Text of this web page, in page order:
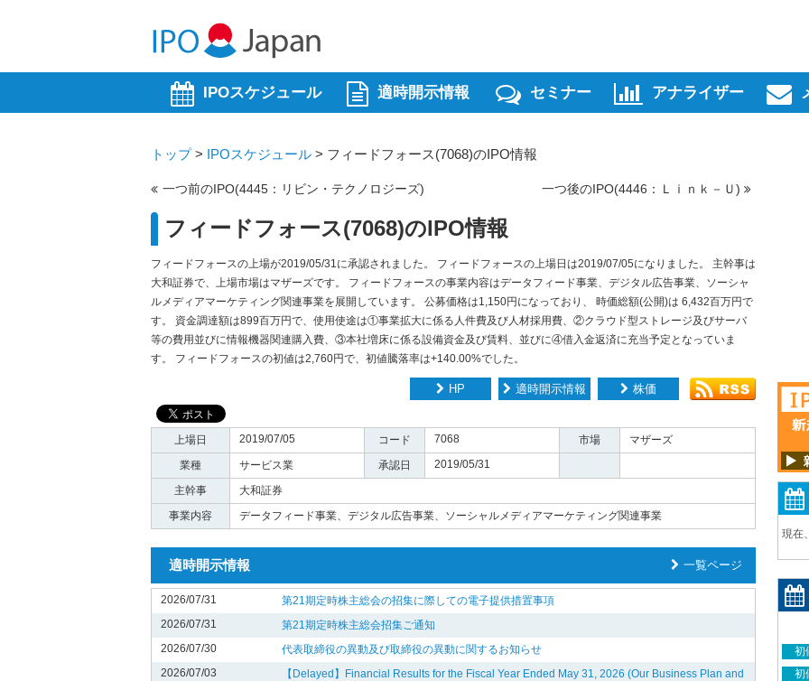
IPOスケジュール 適時開示情報 セミナー アナライザー
トップ> IPOスケジュール > フィードフォース(7068)のIPO情報
一つ前のIPO(4445：リビン・テクノロジーズ) 一つ後のIPO(4446：Ｌｉｎｋ－Ｕ)
フィードフォース(7068)のIPO情報
フィードフォースの上場が2019/05/31に承認されました。 フィードフォースの上場日は2019/07/05になりました。 主幹事は
大和証券で、上場市場はマザーズです。 フィードフォースの事業内容はデータフィード事業、デジタル広告事業、ソーシャ
ルメディアマーケティング関連事業を展開しています。 公募価格は1,150円になっており、 時価総額(公開)は 6,432百万円で
す。 資金調達額は899百万円で、使用使途は①事業拡大に係る人件費及び人材採用費、②クラウド型ストレージ及びサーバ
等の費用並びに情報機器関連購入費、③本社増床に係る設備資金及び賃料、並びに④借入金返済に充当予定となっていま
す。 フィードフォースの初値は2,760円で、初値騰落率は+140.00%でした。
株価
適時開示情報
HP
上場日 2019/07/05 コード 7068 市場
マザーズ
業種
サービス業 承認日 2019/05/31
主幹事
大和証券
事業内容
データフィード事業、デジタル広告事業、ソーシャルメディアマーケティング関連事業
適時開示情報 一覧ページ
2026/07/31
第21期定時株主総会の招集に際しての電子提供措置事項
2026/07/31
第21期定時株主総会招集ご通知
2026/07/30
代表取締役の異動及び取締役の異動に関するお知らせ
2026/07/03
【Delayed】Financial Results for the Fiscal Year Ended May 31, 2026 (Our Business Plan and
現在
初
初